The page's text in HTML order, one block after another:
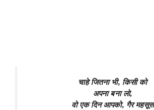
चाहे जितना भी, किसी को
अपना बना लो,
वो एक दिन आपको, गैर महसूस